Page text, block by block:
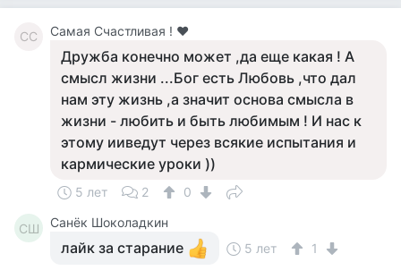
СС Самая Счастливая ! ❤
Дружба конечно может ,да еще какая ! А
смысл жизни ...Бог есть Любовь ,что дал
нам эту жизнь ,а значит основа смысла в
жизни - любить и быть любимым ! И нас к
этому ииведут через всякие испытания и
кармические уроки ))
5 лет 2 0
СШ Санёк Шоколадкин
лайк за старание 5 лет 1